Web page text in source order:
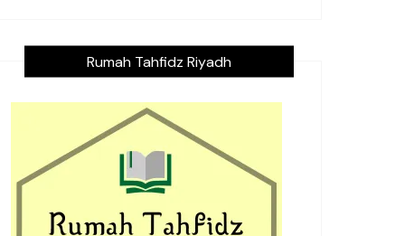
Rumah Tahfidz Riyadh